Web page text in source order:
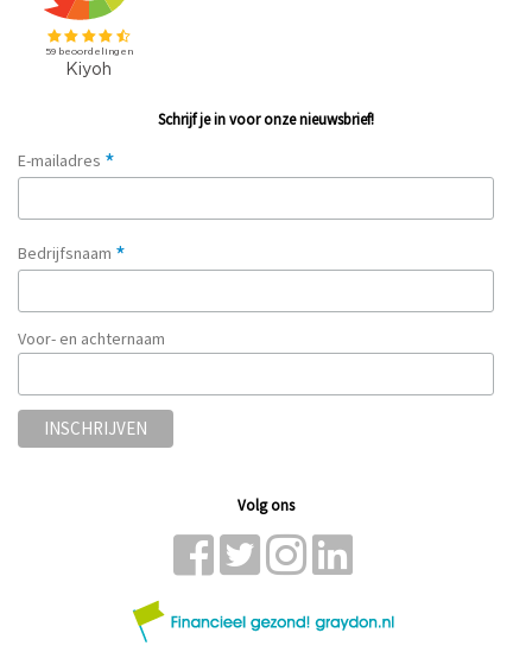
Schrijf je in voor onze nieuwsbrief!
E-mailadres *
Bedrijfsnaam *
Voor- en achternaam
Volg ons